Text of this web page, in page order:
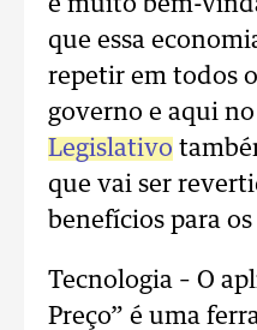
é muito bem-
que essa
repetir em todos
governo e aqui no
Legislativo
que vai ser
benefícios para
Tecnologia – O
Preço” é uma